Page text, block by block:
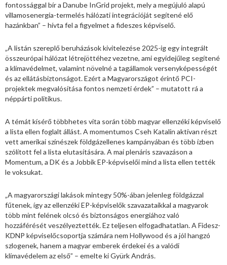
fontossággal bír a Danube InGrid projekt, mely a megújuló alapú
villamosenergia-termelés hálózati integrációját segítené elő
hazánkban” – hívta fel a figyelmet a fideszes képviselő.
„A listán szereplő beruházások kivitelezése 2025-ig egy integrált
összeurópai hálózat létrejöttéhez vezetne, ami egyidejűleg segítené
a klímavédelmet, valamint növelné a tagállamok versenyképességét
és az ellátásbiztonságot. Ezért a Magyarországot érintő PCI-
projektek megvalósítása fontos nemzeti érdek” – mutatott rá a
néppárti politikus.
A témát kísérő többhetes vita során több magyar ellenzéki képviselő
a lista ellen foglalt állást. A momentumos Cseh Katalin aktívan részt
vett amerikai színészek földgázellenes kampányában és több ízben
szólított fel a lista elutasítására. A mai plenáris szavazáson a
Momentum, a DK és a Jobbik EP-képviselői mind a lista ellen tették
le voksukat.
„A magyarországi lakások mintegy 50%-ában jelenleg földgázzal
fűtenek, így az ellenzéki EP-képviselők szavazataikkal a magyarok
több mint felének olcsó és biztonságos energiához való
hozzáférését veszélyeztették. Ez teljesen elfogadhatatlan. A Fidesz-
KDNP képviselőcsoportja számára nem Hollywood és a jól hangzó
szlogenek, hanem a magyar emberek érdekei és a valódi
klímavédelem az első” – emelte ki Gyürk András.